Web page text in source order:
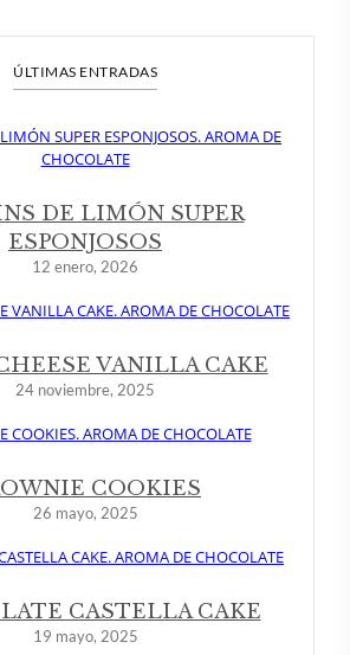
ÚLTIMAS ENTRADAS
DE LIMÓN SUPER
ESPONJOSOS
12 enero, 2026
VANILLA CAKE
24 noviembre, 2025
COOKIES
26 mayo, 2025
CASTELLA CAKE
19 mayo, 2025